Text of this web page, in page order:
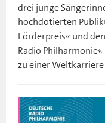
drei junge
hochdotierten
Förderpreis« und
Radio Philharmonie«
zu einer